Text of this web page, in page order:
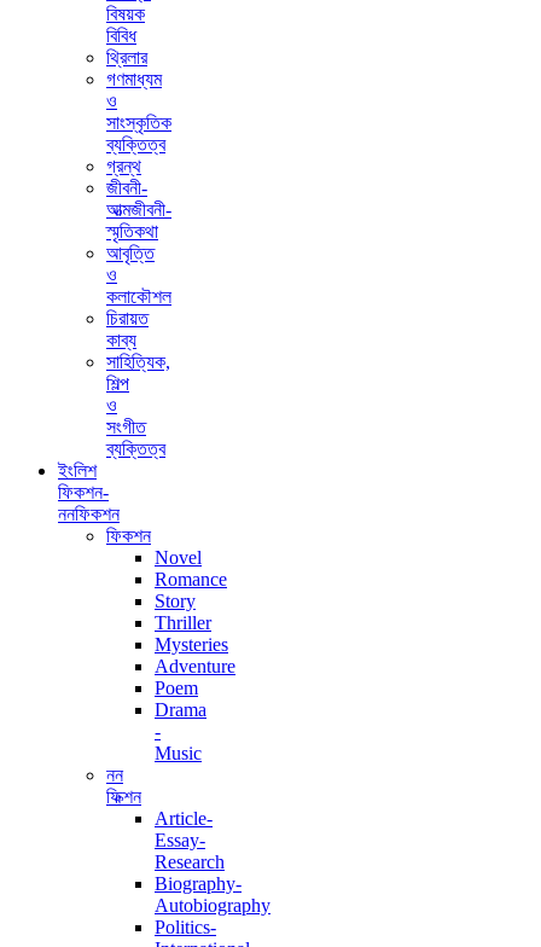
বিষয়ক
বিবিধ
থ্রিলার
গণমাধ্যম
ও
সাংস্কৃতিক
ব্যক্তিত্ব
গ্রন্থ
জীবনী-
আত্মজীবনী-
স্মৃতিকথা
আবৃত্তি
ও
কলাকৌশল
চিরায়ত
কাব্য
সাহিত্যিক,
শিল্প
ও
সংগীত
ব্যক্তিত্ব
ইংলিশ
ফিকশন-
ননফিকশন
ফিকশন
Novel
Romance
Story
Thriller
Mysteries
Adventure
Poem
Drama
-
Music
নন
ফিক্শন
Article-
Essay-
Research
Biography-
Autobiography
Politics-